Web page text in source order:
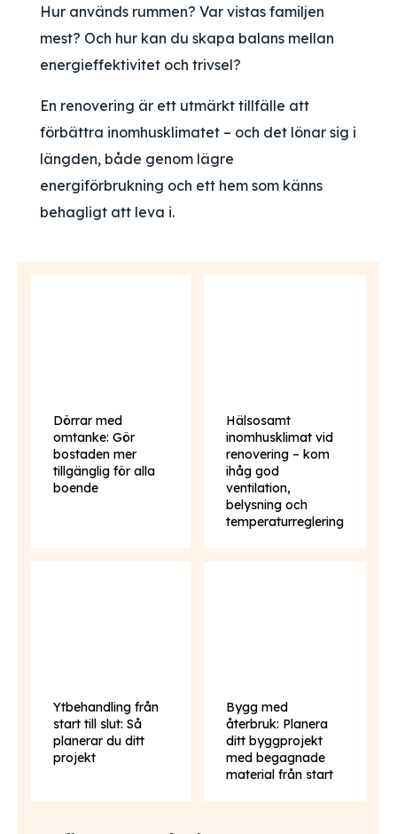
Hur används rummen? Var vistas familjen
mest? Och hur kan du skapa balans mellan
energieffektivitet och trivsel?
En renovering är ett utmärkt tillfälle att
förbättra inomhusklimatet – och det lönar sig i
längden, både genom lägre
energiförbrukning och ett hem som känns
behagligt att leva i.
Dörrar med
omtanke: Gör
bostaden mer
tillgänglig för alla
boende
Hälsosamt
inomhusklimat vid
renovering – kom
ihåg god
ventilation,
belysning och
temperaturreglering
Ytbehandling från
start till slut: Så
planerar du ditt
projekt
Bygg med
återbruk: Planera
ditt byggprojekt
med begagnade
material från start